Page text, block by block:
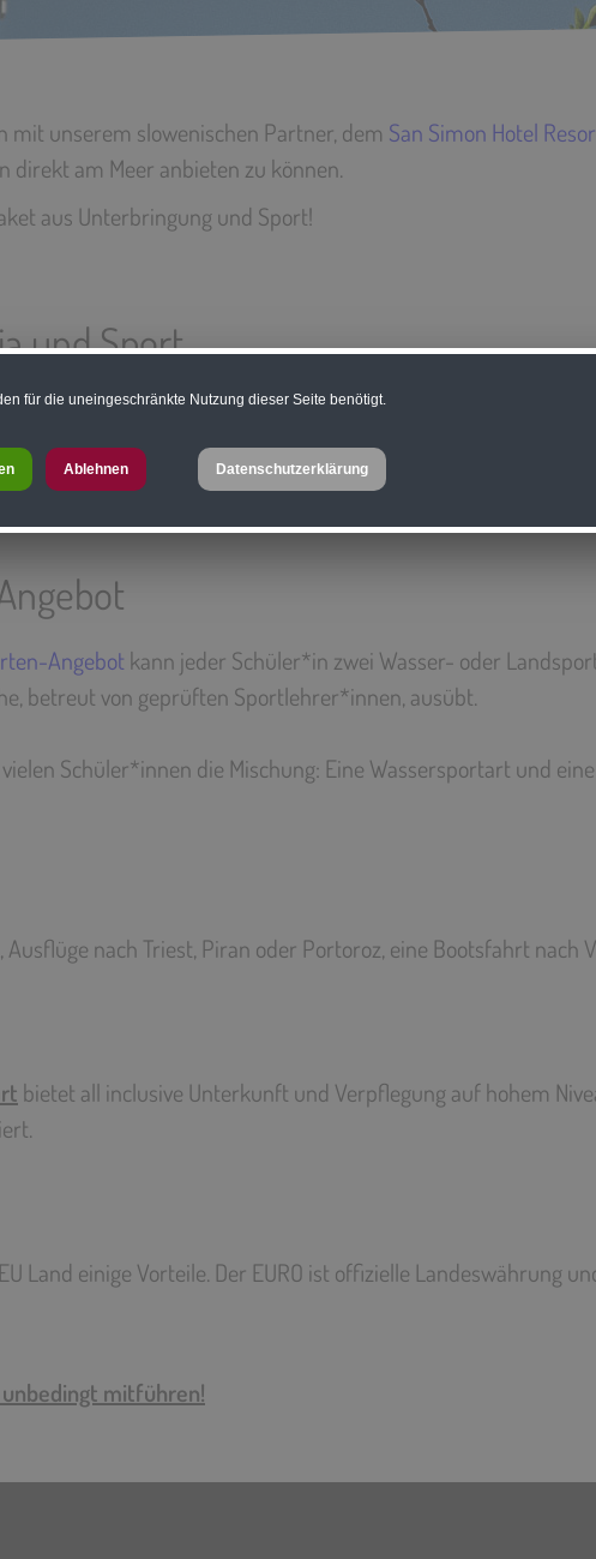
mit unserem slowenischen Partner, dem San Simon Hotel
direkt am Meer anbieten zu können.
aus Unterbringung und Sport!
und Sport
Voraussetzungen für eine gelungene Sportwoche. Das
und bestens gewartete Sportanlagen
Angebot kann jeder Schüler*in zwei Wasser- oder
betreut von geprüften Sportlehrer*innen, ausübt.
Schüler*innen die Mischung: Eine Wassersportart und
Ausflüge nach Triest, Piran oder Portoroz, eine Bootsfahrt nach
bietet all inclusive Unterkunft und Verpflegung auf hohem
Land einige Vorteile. Der EURO ist offizielle Landeswährung
mitführen!
für die uneingeschränkte Nutzung dieser Seite benötigt.
Ablehnen Datenschutzerklärung